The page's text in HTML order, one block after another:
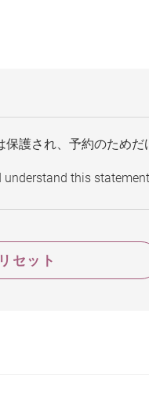
保護され、予約のためだ
understand this
リセット